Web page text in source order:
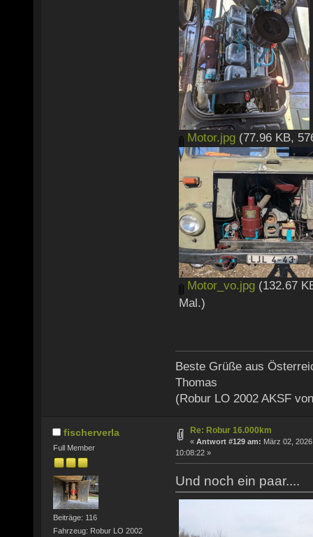
Motor.jpg (77.96 KB,
Motor_vo.jpg (132.67
Mal.)
Beste Grüße aus
Thomas
(Robur LO 2002 AKSF
fischerverla
Full Member
Beiträge: 116
Fahrzeug: Robur LO 2002
Re: Robur 16.000km
« Antwort #129 am: März 02,
10:08:22 »
Und noch ein paar....